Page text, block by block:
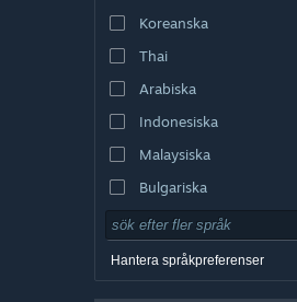
Koreanska
Thai
Arabiska
Indonesiska
Malaysiska
Bulgariska
Tjeckiska
Danska
Hantera språkpreferenser